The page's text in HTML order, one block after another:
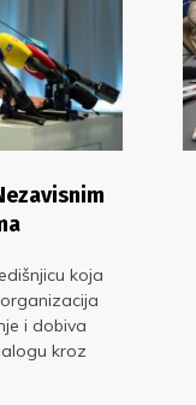
koja
i dobiva
kroz